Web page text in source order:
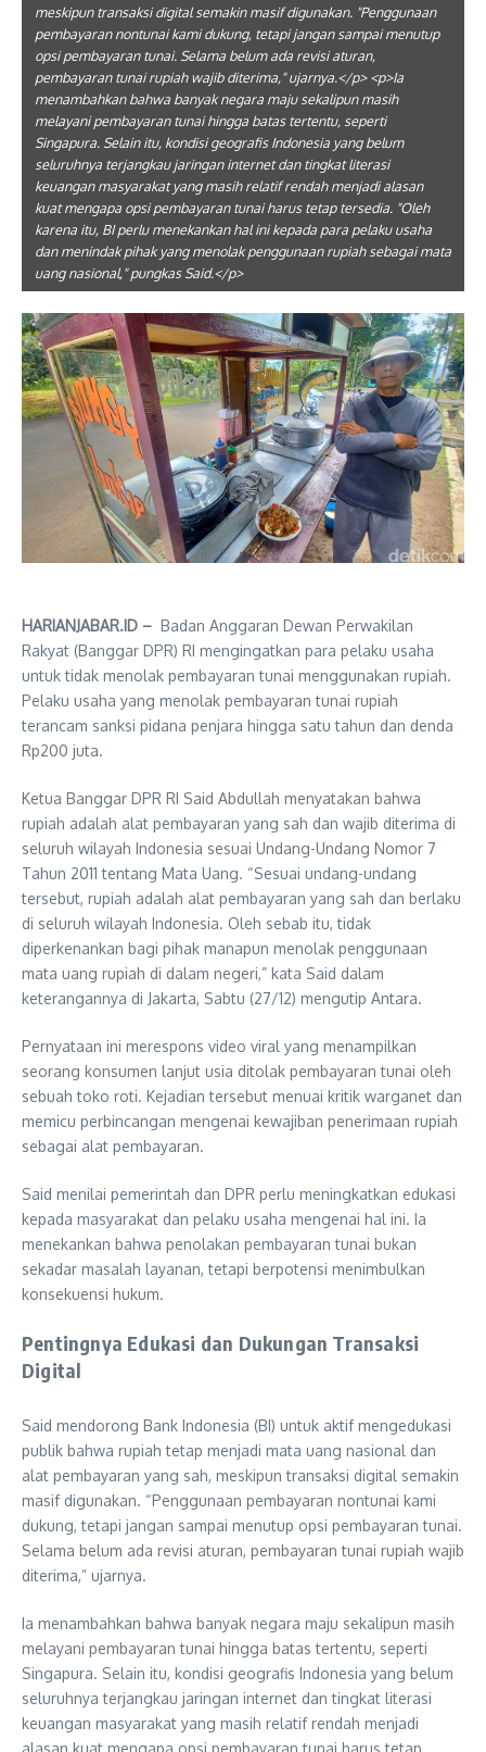
meskipun transaksi digital semakin masif digunakan. "Penggunaan
pembayaran nontunai kami dukung, tetapi jangan sampai menutup
opsi pembayaran tunai. Selama belum ada revisi aturan,
pembayaran tunai rupiah wajib diterima," ujarnya.</p> <p>Ia
menambahkan bahwa banyak negara maju sekalipun masih
melayani pembayaran tunai hingga batas tertentu, seperti
Singapura. Selain itu, kondisi geografis Indonesia yang belum
seluruhnya terjangkau jaringan internet dan tingkat literasi
keuangan masyarakat yang masih relatif rendah menjadi alasan
kuat mengapa opsi pembayaran tunai harus tetap tersedia. "Oleh
karena itu, BI perlu menekankan hal ini kepada para pelaku usaha
dan menindak pihak yang menolak penggunaan rupiah sebagai mata
uang nasional," pungkas Said.</p>
HARIANJABAR.ID – Badan Anggaran Dewan Perwakilan
Rakyat (Banggar DPR) RI mengingatkan para pelaku usaha
untuk tidak menolak pembayaran tunai menggunakan rupiah.
Pelaku usaha yang menolak pembayaran tunai rupiah
terancam sanksi pidana penjara hingga satu tahun dan denda
Rp200 juta.
Ketua Banggar DPR RI Said Abdullah menyatakan bahwa
rupiah adalah alat pembayaran yang sah dan wajib diterima di
seluruh wilayah Indonesia sesuai Undang-Undang Nomor 7
Tahun 2011 tentang Mata Uang. “Sesuai undang-undang
tersebut, rupiah adalah alat pembayaran yang sah dan berlaku
di seluruh wilayah Indonesia. Oleh sebab itu, tidak
diperkenankan bagi pihak manapun menolak penggunaan
mata uang rupiah di dalam negeri,” kata Said dalam
keterangannya di Jakarta, Sabtu (27/12) mengutip Antara.
Pernyataan ini merespons video viral yang menampilkan
seorang konsumen lanjut usia ditolak pembayaran tunai oleh
sebuah toko roti. Kejadian tersebut menuai kritik warganet dan
memicu perbincangan mengenai kewajiban penerimaan rupiah
sebagai alat pembayaran.
Said menilai pemerintah dan DPR perlu meningkatkan edukasi
kepada masyarakat dan pelaku usaha mengenai hal ini. Ia
menekankan bahwa penolakan pembayaran tunai bukan
sekadar masalah layanan, tetapi berpotensi menimbulkan
konsekuensi hukum.
Pentingnya Edukasi dan Dukungan Transaksi
Digital
Said mendorong Bank Indonesia (BI) untuk aktif mengedukasi
publik bahwa rupiah tetap menjadi mata uang nasional dan
alat pembayaran yang sah, meskipun transaksi digital semakin
masif digunakan. “Penggunaan pembayaran nontunai kami
dukung, tetapi jangan sampai menutup opsi pembayaran tunai.
Selama belum ada revisi aturan, pembayaran tunai rupiah wajib
diterima,” ujarnya.
Ia menambahkan bahwa banyak negara maju sekalipun masih
melayani pembayaran tunai hingga batas tertentu, seperti
Singapura. Selain itu, kondisi geografis Indonesia yang belum
seluruhnya terjangkau jaringan internet dan tingkat literasi
keuangan masyarakat yang masih relatif rendah menjadi
alasan kuat mengapa opsi pembayaran tunai harus tetap